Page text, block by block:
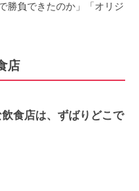
勝負できたのか」「オリジ
店
食店は、ずばりどこで